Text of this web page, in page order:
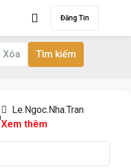
Đăng Tin
Xóa Tìm kiếm
Le.Ngoc.Nha.Tran
Xem thêm